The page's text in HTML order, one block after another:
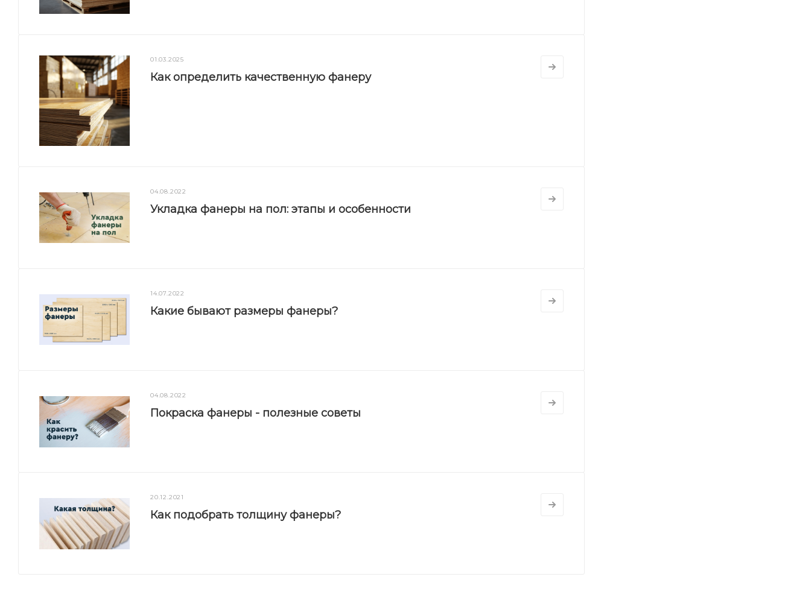
01.03.2025
Как определить качественную фанеру
04.08.2022
Укладка фанеры на пол: этапы и особенности
14.07.2022
Какие бывают размеры фанеры?
04.08.2022
Покраска фанеры - полезные советы
20.12.2021
Как подобрать толщину фанеры?